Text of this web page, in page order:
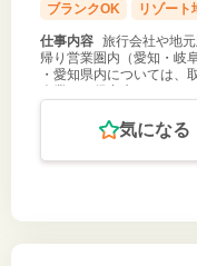
ブランクOK
リゾート
仕事内容 旅行会社や地
帰り営業圏内（愛知・岐
・愛知県内については、
気になる